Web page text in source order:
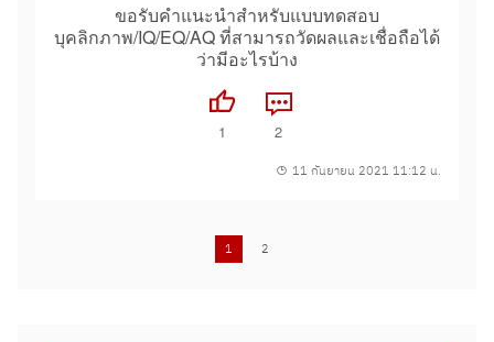
ขอรับคำแนะนำสำหรับแบบทดสอบ
บุคลิกภาพ/IQ/EQ/AQ ที่สามารถวัดผลและเชื่อถือได้
ว่ามีอะไรบ้าง
1 2
11 กันยายน 2021 11:12 น.
1 2